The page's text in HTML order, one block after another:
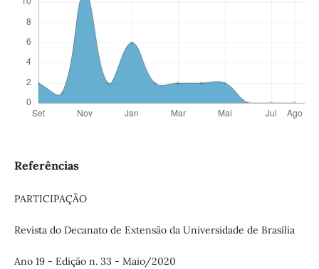
Referências
PARTICIPAÇÃO
Revista do Decanato de Extensão da Universidade de Brasília
Ano 19 - Edição n. 33 - Maio/2020